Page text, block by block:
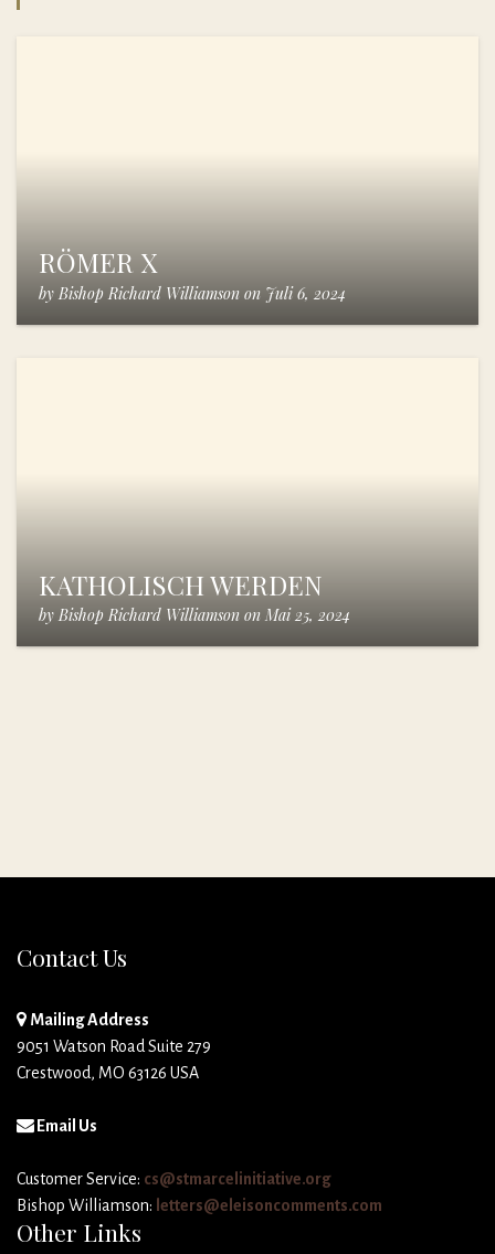
RÖMER X
by Bishop Richard Williamson on Juli 6, 2024
KATHOLISCH WERDEN
by Bishop Richard Williamson on Mai 25, 2024
Contact Us
Mailing Address
9051 Watson Road Suite 279
Crestwood, MO 63126 USA
Email Us
Customer Service: cs@stmarcelinitiative.org
Bishop Williamson: letters@eleisoncomments.com
Other Links